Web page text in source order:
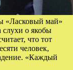
«Ласковый май»
слухи о якобы
что тот
человек,
«Каждый